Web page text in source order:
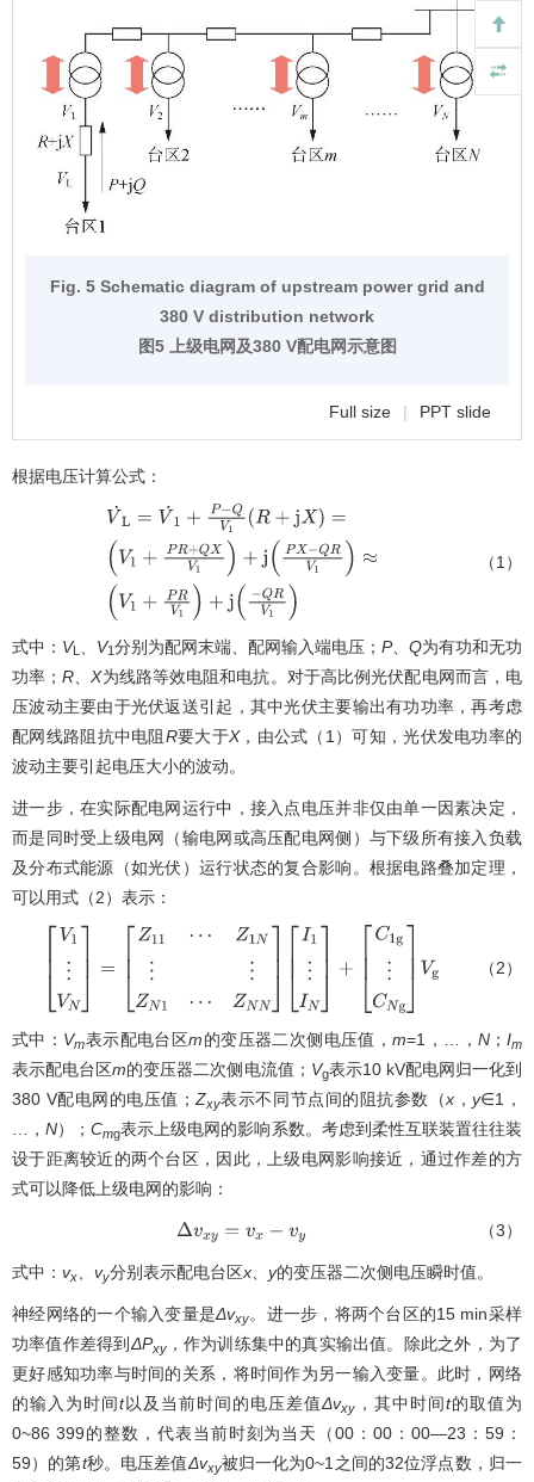
Fig. 5 Schematic diagram of upstream power grid and
380 V distribution network
图5 上级电网及380 V配电网示意图
Full size | PPT slide
根据电压计算公式：
L V ˙1+ QV R +jX
(V1+ PR +QXV 1) +j(PX−Q R
（1）
式中： V V1 分别为配网末端、配网输入端电压； P、 Q为有功和无功
功率；R X为线路等效电阻和电抗。对于高比例光伏配电网而言，电
压波动主要由于光伏返送引起，其中光伏主要输出有功功率，再考虑
配网线路阻抗中电阻R要大于X，由公式（1）可知，光伏发电功率的
波动主要引起电压大小的波动。
进一步，在实际配电网运行中，接入点电压并非仅由单一因素决定，
而是同时受上级电网（输电网或高压配电网侧）与下级所有接入负载
及分布式能源（如光伏）运行状态的复合影响。根据电路叠加定理，
可以用式（2）表示：
[ 1 ⋮V N [Z ⋮ N 1 ⋯Z N N][ 1 IN
+
[C 1 ⋮CNg
（2）
式中： Vm表示配电台区m的变压器二次侧电压值，m=1，…，N ；Im
表示配电台区m的变压器二次侧电流值； Vg表示10 kV配电网归一化到
380 V配电网的电压值； Zxy表示不同节点间的阻抗参数（x ，y∈1，
…，N）；Cmg表示上级电网的影响系数。考虑到柔性互联装置往往装
设于距离较近的两个台区，因此，上级电网影响接近，通过作差的方
式可以降低上级电网的影响：
Δvxy= vx−vy （3）
式中： vx 、vy分别表示配电台区x、y的变压器二次侧电压瞬时值。
神经网络的一个输入变量是Δvxy。进一步，将两个台区的15 min采样
功率值作差得到 ΔPxy，作为训练集中的真实输出值。除此之外，为了
更好感知功率与时间的关系，将时间作为另一输入变量。此时，网络
的输入为时间t以及当前时间的电压差值Δvxy ，其中时间t的取值为
0~86 399的整数，代表当前时刻为当天（00：00：00—23：59：
59）的第t秒。电压差值Δvxy被归一化为0~1之间的32位浮点数，归一